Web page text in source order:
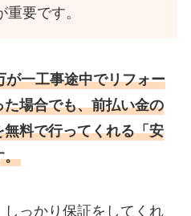
要です。
が一工事途中でリフォー
場合でも、前払い金の
料で行ってくれる「安
。
っかり保証をしてくれ